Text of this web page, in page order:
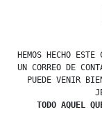
HEMOS HECHO ESTE
UN CORREO DE
PUEDE VENIR
TODO AQUEL